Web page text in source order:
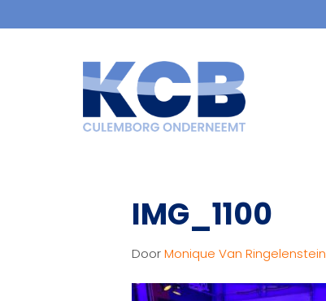
IMG_1100
DoorMonique Van Ringelenstein